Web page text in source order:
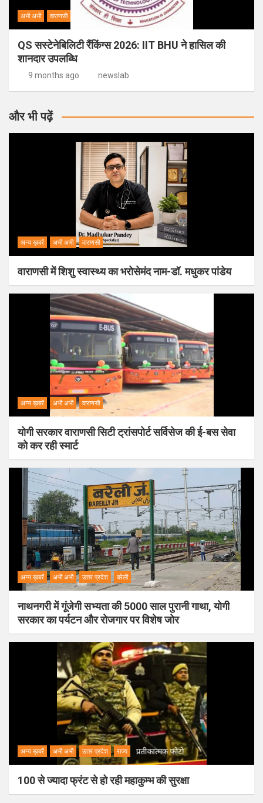
अभी अभी वाराणसी
QS सस्टेनेबिलिटी रैंकिंग्स 2026: IIT BHU ने हासिल की
शानदार उपलब्धि
9 months ago newslab
और भी पढ़ें
अन्य ख़बरें अभी अभी वाराणसी
वाराणसी में शिशु स्वास्थ्य का भरोसेमंद नाम-डॉ. मधुकर पांडेय
अन्य ख़बरें अभी अभी वाराणसी
योगी सरकार वाराणसी सिटी ट्रांसपोर्ट सर्विसेज की ई-बस सेवा
को कर रही स्मार्ट
अन्य ख़बरें अभी अभी उत्तर प्रदेश बरेली
नाथनगरी में गूंजेगी सभ्यता की 5000 साल पुरानी गाथा, योगी
सरकार का पर्यटन और रोजगार पर विशेष जोर
अन्य ख़बरें अभी अभी उत्तर प्रदेश राज्य
100 से ज्यादा फ्रंट से हो रही महाकुम्भ की सुरक्षा